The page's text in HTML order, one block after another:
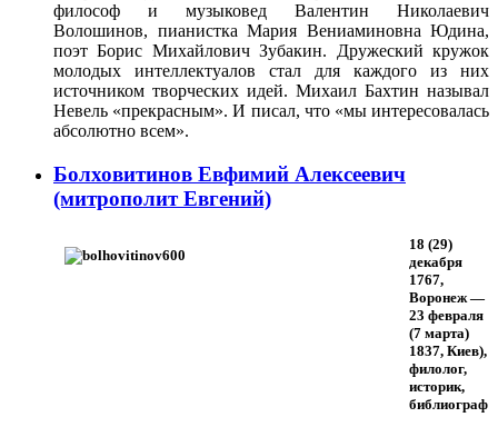
философ и музыковед Валентин Николаевич
Волошинов, пианистка Мария Вениаминовна Юдина,
поэт Борис Михайлович Зубакин. Дружеский кружок
молодых интеллектуалов стал для каждого из них
источником творческих идей. Михаил Бахтин называл
Невель «прекрасным». И писал, что «мы интересовалась
абсолютно всем».
Болховитинов Евфимий Алексеевич
(митрополит Евгений)
18 (29)
декабря
1767,
Воронеж —
23 февраля
(7 марта)
1837, Киев),
филолог,
историк,
библиограф